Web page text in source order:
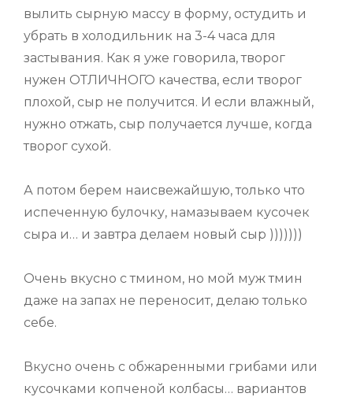
вылить сырную массу в форму, остудить и
убрать в холодильник на 3-4 часа для
застывания. Как я уже говорила, творог
нужен ОТЛИЧНОГО качества, если творог
плохой, сыр не получится. И если влажный,
нужно отжать, сыр получается лучше, когда
творог сухой.
А потом берем наисвежайшую, только что
испеченную булочку, намазываем кусочек
сыра и… и завтра делаем новый сыр )))))))
Очень вкусно с тмином, но мой муж тмин
даже на запах не переносит, делаю только
себе.
Вкусно очень с обжаренными грибами или
кусочками копченой колбасы… вариантов